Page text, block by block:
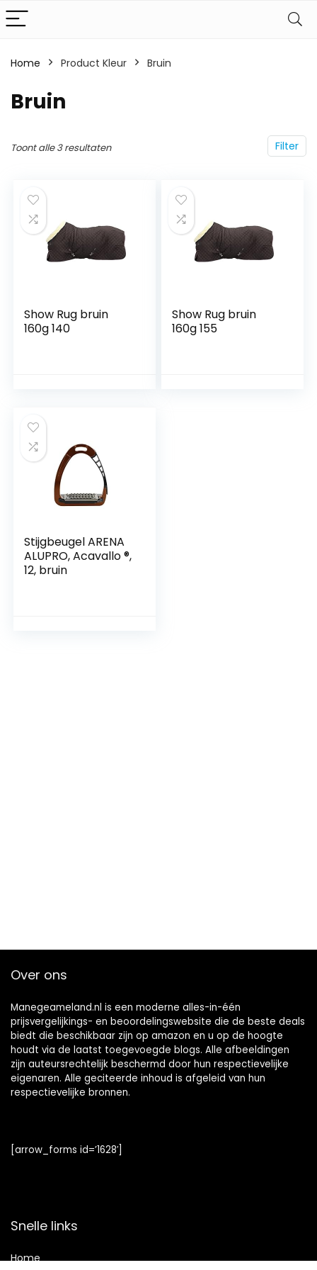
Home Product Kleur ‎Bruin
‎Bruin
Filter
Toont alle 3 resultaten
Show Rug bruin
160g 140
Show Rug bruin
160g 155
Stijgbeugel ARENA
ALUPRO, Acavallo ®,
12, bruin
Over ons
Manegeameland.nl is een moderne alles-in-één
prijsvergelijkings- en beoordelingswebsite die de beste deals
biedt die beschikbaar zijn op amazon en u op de hoogte
houdt via de laatst toegevoegde blogs. Alle afbeeldingen
zijn auteursrechtelijk beschermd door hun respectievelijke
eigenaren. Alle geciteerde inhoud is afgeleid van hun
respectievelijke bronnen.
[arrow_forms id=’1628′]
Snelle links
Home